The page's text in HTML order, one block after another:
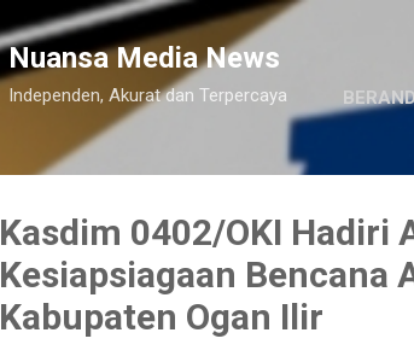
Nuansa Media News
Independen, Akurat dan Terpercaya
Kasdim 0402/OKI Hadiri
Kesiapsiagaan Bencana
Kabupaten Ogan Ilir